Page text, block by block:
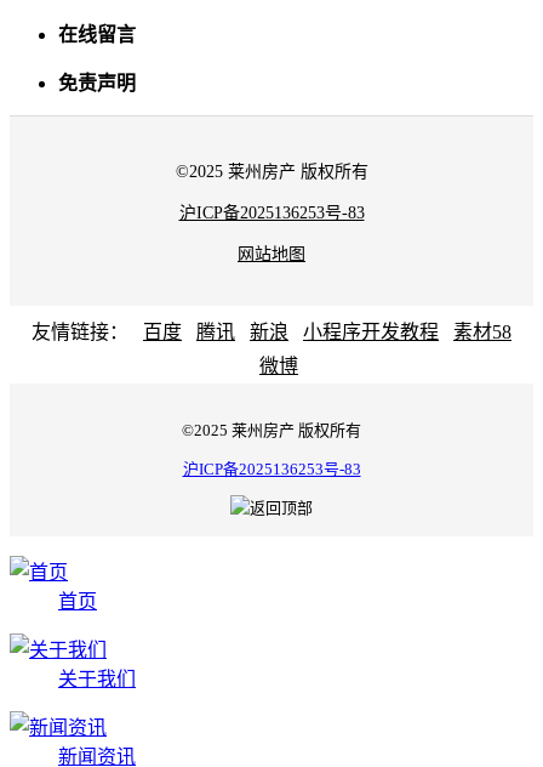
在线留言
免责声明
©2025 莱州房产 版权所有
沪ICP备2025136253号-83
网站地图
友情链接： 百度 腾讯 新浪 小程序开发教程
素材58
微博
©2025 莱州房产 版权所有
沪ICP备2025136253号-83
首页
关于我们
新闻资讯